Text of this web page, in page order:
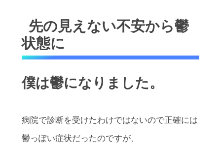
先の見えない不安から鬱
状態に
僕は鬱になりました。
病院で診断を受けたわけではないので正確には
鬱っぽい症状だったのですが、